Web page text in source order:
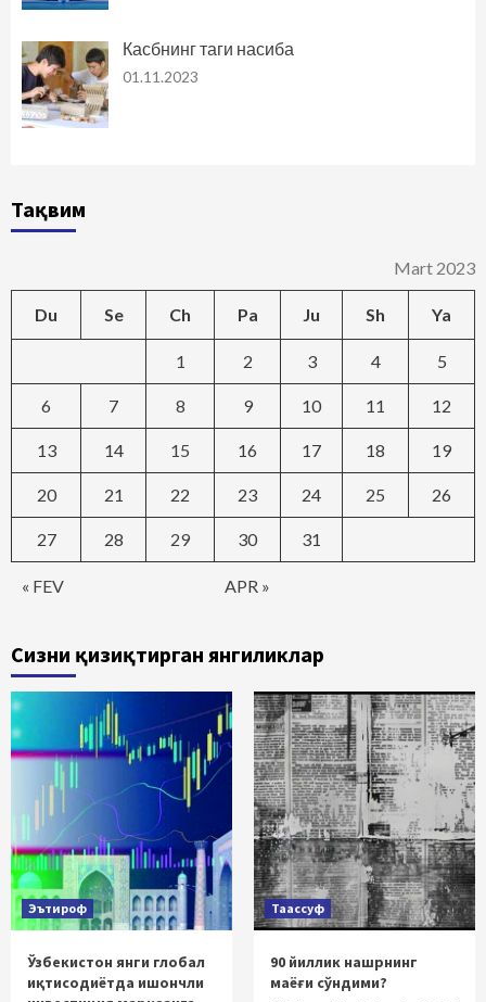
Касбнинг таги насиба
01.11.2023
Тақвим
Mart 2023
Du Se Ch Pa Ju Sh Ya
« FEV APR »
1 2 3 4 5
6 7 8 9 10 11 12
13 14 15 16 17 18 19
20 21 22 23 24 25 26
27 28 29 30 31
Сизни қизиқтирган янгиликлар
Эътироф
Ўзбекистон янги глобал
иқтисодиётда ишончли
Таассуф
90 йиллик нашрнинг
маёғи сўндими?